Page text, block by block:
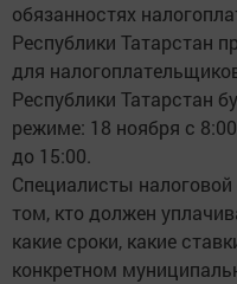
обязанностях
Республики Татарстан
для
Республики Татарстан
режиме: 18 ноября с
до 15:00.
Специалисты
том, кто должен
какие сроки, какие
конкретном